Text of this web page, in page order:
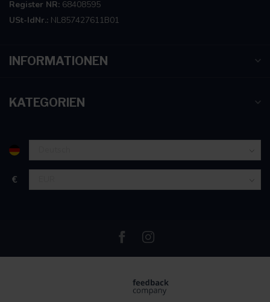
Register NR: 68408595
USt-IdNr.: NL857427611B01
INFORMATIONEN
KATEGORIEN
€